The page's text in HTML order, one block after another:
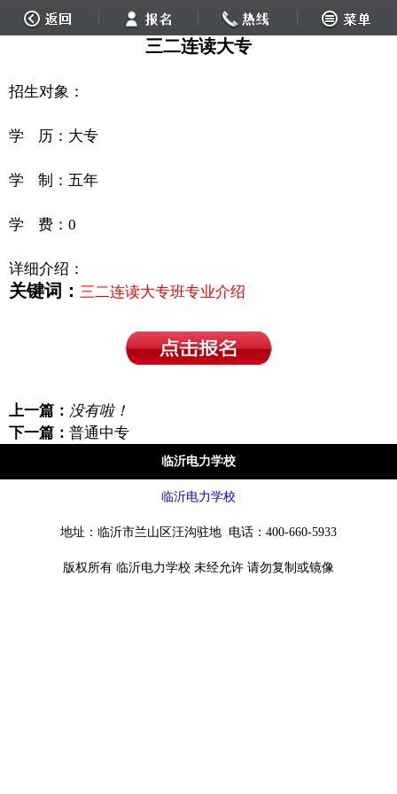
三二连读大专
招生对象：
学 历：大专
学 制：五年
学 费：0
详细介绍：
关键词： 三二连读大专班专业介绍
上一篇： 没有啦！
下一篇： 普通中专
临沂电力学校
临沂电力学校
地址：临沂市兰山区汪沟驻地 电话：400-660-5933
版权所有 临沂电力学校 未经允许 请勿复制或镜像